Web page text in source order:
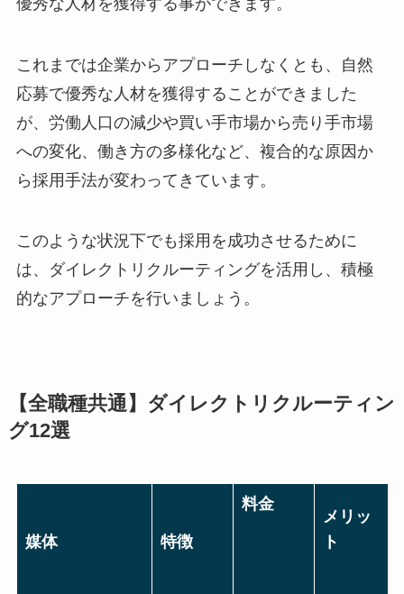
これまでは企業からアプローチしなくとも、自然
応募で優秀な人材を獲得することができました
が、労働人口の減少や買い手市場から売り手市場
への変化、働き方の多様化など、複合的な原因か
ら採用手法が変わってきています。
このような状況下でも採用を成功させるために
は、ダイレクトリクルーティングを活用し、積極
的なアプローチを行いましょう。
【全職種共通】ダイレクトリクルーティン
グ12選
媒体 特徴
料金
メリッ
ト